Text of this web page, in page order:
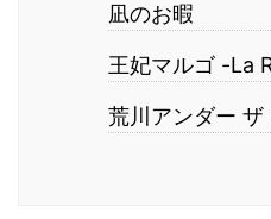
凪のお暇
王妃マルゴ -La
荒川アンダー ザ